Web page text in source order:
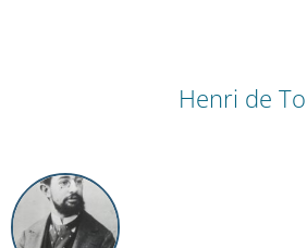
Henri de